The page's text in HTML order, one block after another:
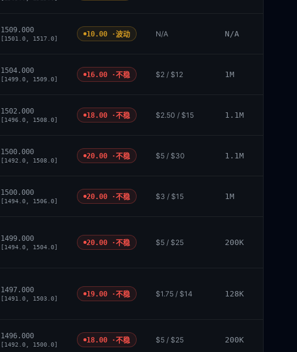
1509.000
[1501.0, 1517.0]
10.00 ·波动 N/A N/A
1504.000
[1499.0, 1509.0]
16.00 ·不稳 $2 / $12 1M
1502.000
[1496.0, 1508.0]
18.00 ·不稳 $2.50 / $15 1.1M
1500.000
[1492.0, 1508.0]
20.00 ·不稳 $5 / $30 1.1M
1500.000
[1494.0, 1506.0]
20.00 ·不稳 $3 / $15 1M
1499.000
[1494.0, 1504.0]
20.00 ·不稳 $5 / $25 200K
1497.000
[1491.0, 1503.0]
19.00 ·不稳 $1.75 / $14 128K
1496.000
[1492.0, 1500.0]
18.00 ·不稳 $5 / $25 200K